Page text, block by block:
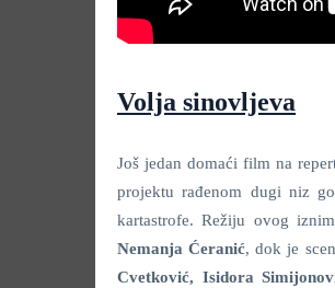
Volja sinovljeva
Još jedan domaći film na
projektu rađenom dugi niz
kartastrofe. Režiju ovog
Nemanja Ćeranić, dok je
Cvetković, Isidora